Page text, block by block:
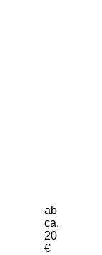
ab
ca.
20
€